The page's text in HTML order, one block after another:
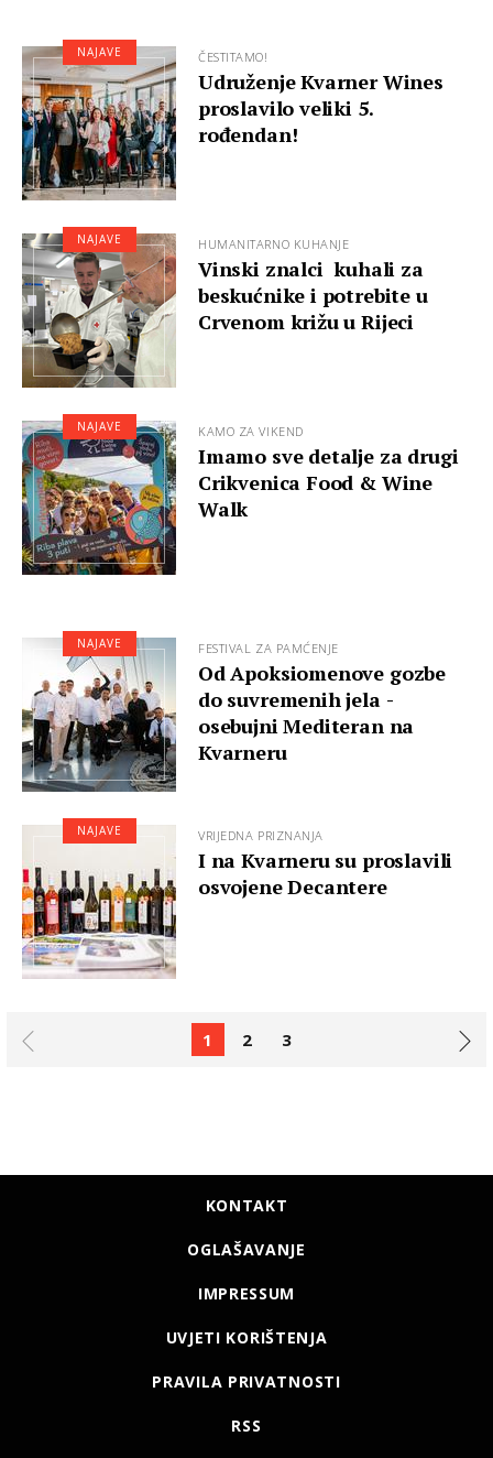
ČESTITAMO!
Udruženje Kvarner Wines
proslavilo veliki 5.
rođendan!
NAJAVE
HUMANITARNO KUHANJE
Vinski znalci kuhali za
beskućnike i potrebite u
Crvenom križu u Rijeci
NAJAVE
KAMO ZA VIKEND
Imamo sve detalje za drugi
Crikvenica Food & Wine
Walk
NAJAVE
FESTIVAL ZA PAMĆENJE
Od Apoksiomenove gozbe
do suvremenih jela -
osebujni Mediteran na
Kvarneru
NAJAVE
VRIJEDNA PRIZNANJA
I na Kvarneru su proslavili
osvojene Decantere
NAJAVE
1 2 3
KONTAKT
OGLAŠAVANJE
IMPRESSUM
UVJETI KORIŠTENJA
PRAVILA PRIVATNOSTI
RSS